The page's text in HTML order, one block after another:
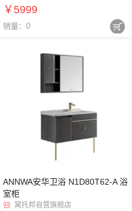
￥5999
销量：0 
ANNWA安华卫浴 N1D80T62-A 浴
室柜
 窝托邦自营旗舰店